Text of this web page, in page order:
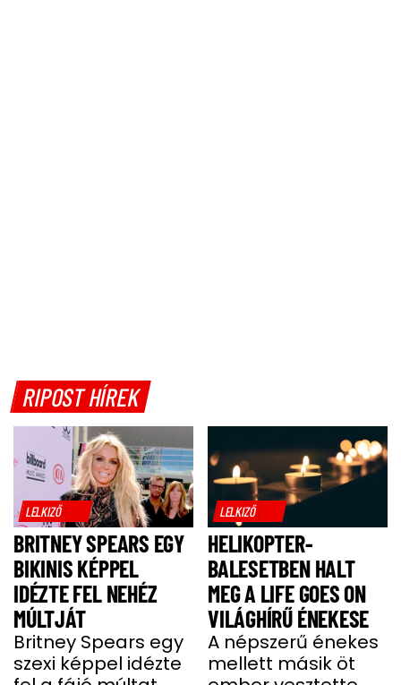
RIPOST HÍREK
LELKIZŐ
BRITNEY SPEARS EGY
BIKINIS KÉPPEL
IDÉZTE FEL NEHÉZ
MÚLTJÁT
Britney Spears egy
szexi képpel idézte
LELKIZŐ
HELIKOPTER-
BALESETBEN HALT
MEG A LIFE GOES ON
VILÁGHÍRŰ ÉNEKESE
A népszerű énekes
mellett másik öt